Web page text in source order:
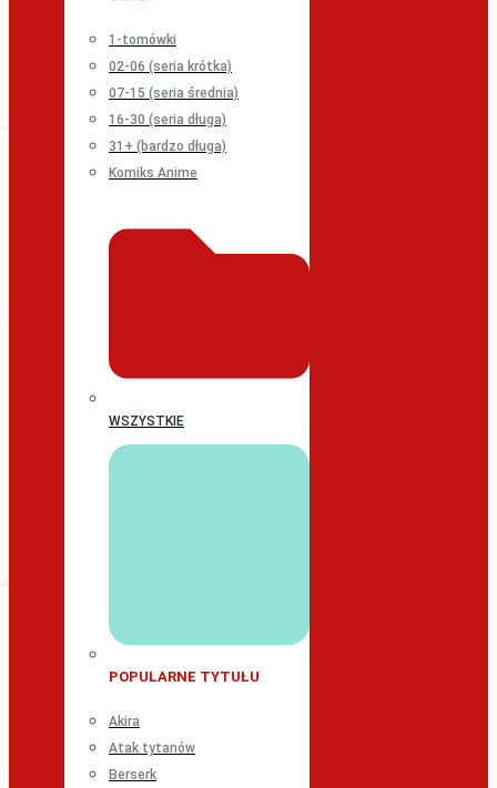
1-tomówki
02-06 (seria krótka)
07-15 (seria średnia)
16-30 (seria długa)
31+ (bardzo długa)
Komiks Anime
WSZYSTKIE
POPULARNE TYTUŁU
Akira
Atak tytanów
Berserk